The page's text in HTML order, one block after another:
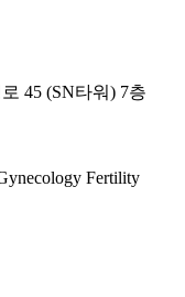
45 (SN타워) 7층
Fertility